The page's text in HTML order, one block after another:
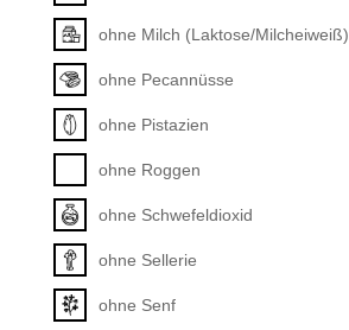
ohne Milch (Laktose/Milcheiweiß)
ohne Pecannüsse
ohne Pistazien
ohne Roggen
ohne Schwefeldioxid
ohne Sellerie
ohne Senf